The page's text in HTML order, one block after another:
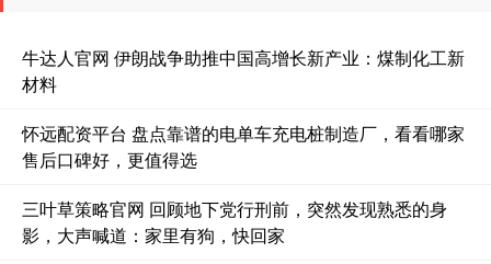
牛达人官网 伊朗战争助推中国高增长新产业：煤制化工新
材料
怀远配资平台 盘点靠谱的电单车充电桩制造厂，看看哪家
售后口碑好，更值得选
三叶草策略官网 回顾地下党行刑前，突然发现熟悉的身
影，大声喊道：家里有狗，快回家